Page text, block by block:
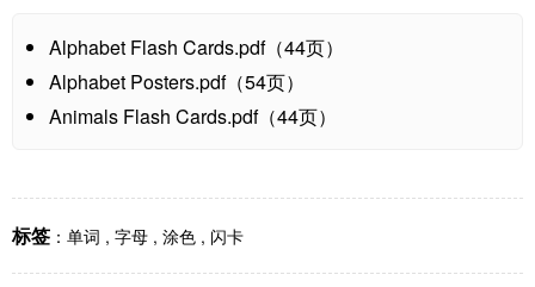
Alphabet Flash Cards.pdf（44页）
Alphabet Posters.pdf（54页）
Animals Flash Cards.pdf（44页）
标签 ： 单词 , 字母 , 涂色 , 闪卡